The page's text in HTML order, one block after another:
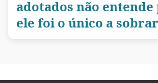
adotados não entende
ele foi o único a sobrar